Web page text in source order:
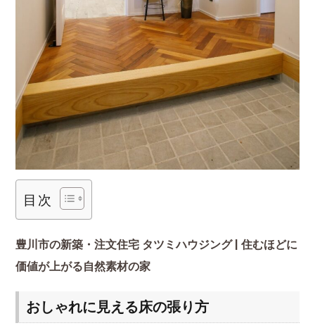
目次
豊川市の新築・注文住宅 タツミハウジング | 住むほどに
価値が上がる自然素材の家
おしゃれに見える床の張り方